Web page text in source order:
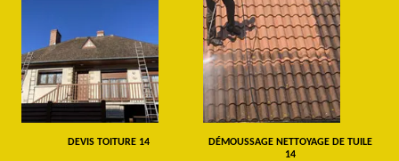
DEVIS TOITURE 14
DÉMOUSSAGE NETTOYAGE DE TUILE
14